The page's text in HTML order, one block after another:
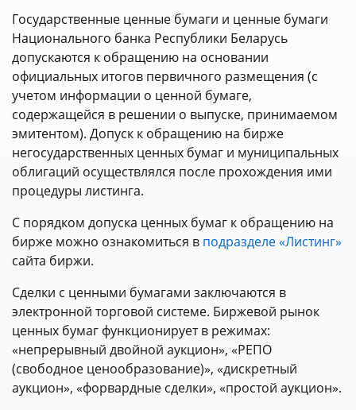
Государственные ценные бумаги и ценные бумаги
Национального банка Республики Беларусь
допускаются к обращению на основании
официальных итогов первичного размещения (с
учетом информации о ценной бумаге,
содержащейся в решении о выпуске, принимаемом
эмитентом). Допуск к обращению на бирже
негосударственных ценных бумаг и муниципальных
облигаций осуществлялся после прохождения ими
процедуры листинга.
С порядком допуска ценных бумаг к обращению на
бирже можно ознакомиться в подразделе «Листинг»
сайта биржи.
Сделки с ценными бумагами заключаются в
электронной торговой системе. Биржевой рынок
ценных бумаг функционирует в режимах:
«непрерывный двойной аукцион», «РЕПО
(свободное ценообразование)», «дискретный
аукцион», «форвардные сделки», «простой аукцион».